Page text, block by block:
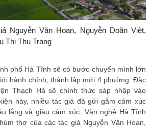
Nguyễn Văn Hoan, Nguyễn Doãn Việt,
Thị Thu Trang
phố Hà Tĩnh sẽ có bước chuyển mình lớn
hành chính, thành lập mới 4 phường. Đặc
Thạch Hà sẽ chính thức sáp nhập vào
này, nhiều tác giả đã gửi gắm cảm xúc
lắng và giàu cảm xúc. Văn nghệ Hà Tĩnh
thơ của các tác giả Nguyễn Văn Hoan,